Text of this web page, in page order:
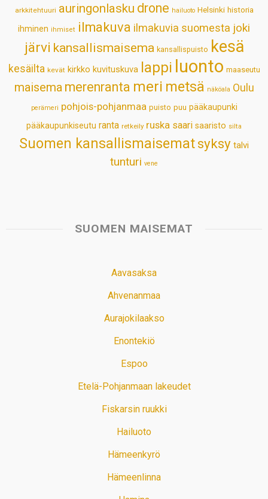
p
k
n
s
t
arkkitehtuuri auringonlasku drone hailuoto Helsinki historia
ihminen ihmiset ilmakuva ilmakuvia suomesta joki
järvi kansallismaisema kansallispuisto kesä
kesäilta kevät kirkko kuvituskuva lappi luonto maaseutu
maisema merenranta meri metsä näköala Oulu
perämeri pohjois-pohjanmaa puisto puu pääkaupunki
pääkaupunkiseutu ranta retkeily ruska saari saaristo silta
Suomen kansallismaisematsyksy talvi
tunturi vene
SUOMEN MAISEMAT
Aavasaksa
Ahvenanmaa
Aurajokilaakso
Enontekiö
Espoo
Etelä-Pohjanmaan lakeudet
Fiskarsin ruukki
Hailuoto
Hämeenkyrö
Hämeenlinna